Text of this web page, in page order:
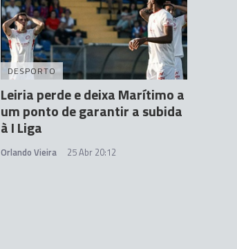
DESPORTO
Leiria perde e deixa Marítimo a
um ponto de garantir a subida
à I Liga
Orlando Vieira 25 Abr 20:12